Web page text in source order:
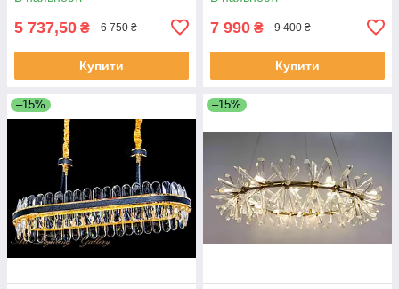
5 737,50 ₴ 6 750 ₴
Купити
7 990 ₴ 9 400 ₴
Купити
–15% –15%